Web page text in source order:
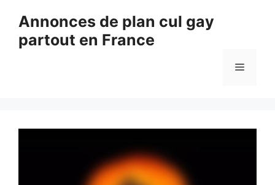
contenu
Annonces de plan cul gay
partout en France
Menu